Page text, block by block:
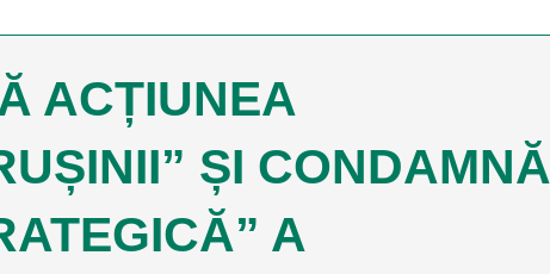
ACȚIUNEA
ȘI CONDAMNĂ
A